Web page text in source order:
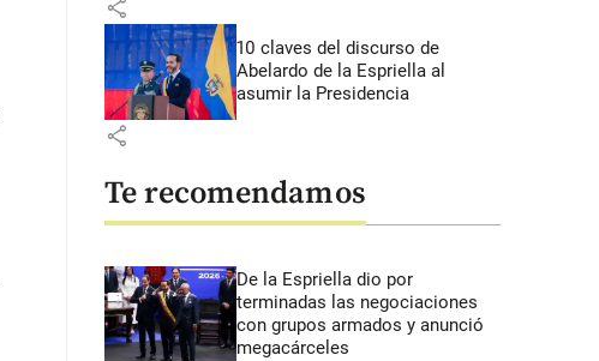
share
10 claves del discurso de
Abelardo de la Espriella al
asumir la Presidencia
share
Te recomendamos
De la Espriella dio por
terminadas las negociaciones
con grupos armados y anunció
megacárceles